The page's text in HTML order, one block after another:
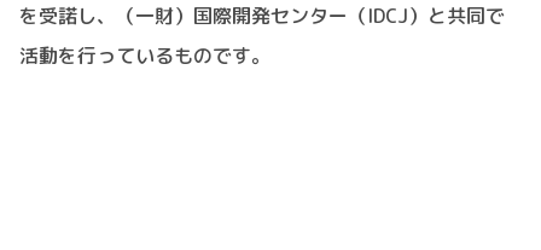
を受諾し、（一財）国際開発センター（IDCJ）と共同で
活動を行っているものです。